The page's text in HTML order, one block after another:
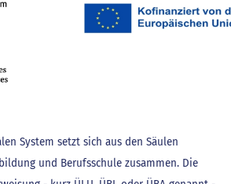
System setzt sich aus den Säulen
und Berufsschule zusammen. Die